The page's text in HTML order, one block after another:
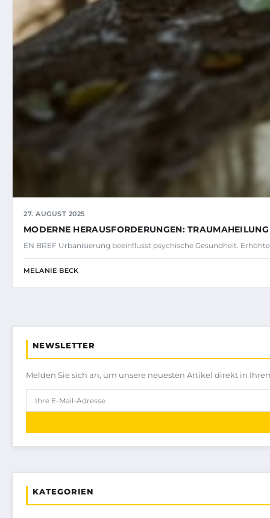
27. AUGUST 2025
MODERNE HERAUSFORDERUNGEN:
EN BREF Urbanisierung beeinflusst psychische Gesundheit.
MELANIE BECK
NEWSLETTER
Melden Sie sich an, um unsere neuesten Artikel direkt in
KATEGORIEN